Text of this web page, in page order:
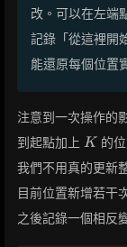
改。可以在左端
記錄「從這裡開
能還原每個位置
注意到一次操作的
到起點加上 K
K 的
我們不用真的更新
目前位置新增若干
之後記錄一個相反